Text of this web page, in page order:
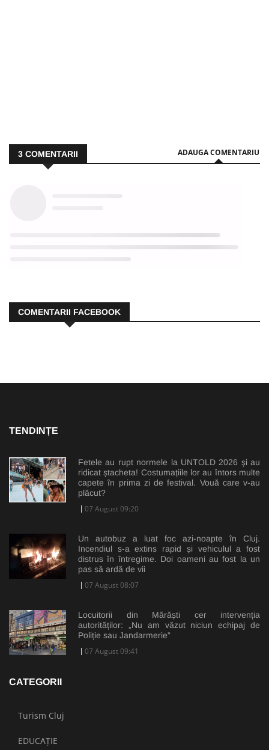
3 COMENTARII ADAUGA COMENTARIU
COMENTARII FACEBOOK
TENDINȚE
Fetele au rupt normele la UNTOLD 2026 și au
ridicat ștacheta! Costumațiile lor au întors multe
capete în prima zi de festival. Vouă care v-au
plăcut?
07 August 09:20
Un autobuz a luat foc azi-noapte în Cluj.
Incendiul s-a extins rapid și vehiculul a fost
distrus în întregime. Doi oameni au fost la un
pas să ardă de vii
07 August 08:07
Locuitorii din Mărăști cer intervenția
autorităților: „Nu am văzut niciun echipaj de
Poliție sau Jandarmerie”
07 August 09:41
CATEGORII
Turism Cluj
EDUCAȚIE